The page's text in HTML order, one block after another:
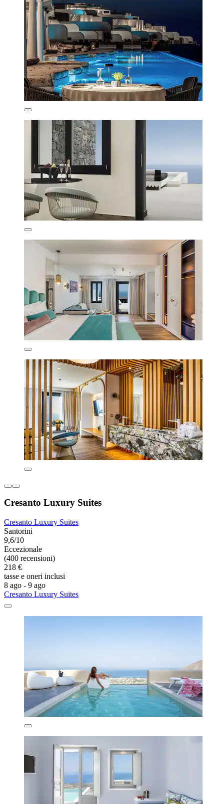
Cresanto Luxury Suites
Cresanto Luxury Suites
Santorini
9,6/10
Eccezionale
(400 recensioni)
218 €
tasse e oneri inclusi
8 ago - 9 ago
Cresanto Luxury Suites